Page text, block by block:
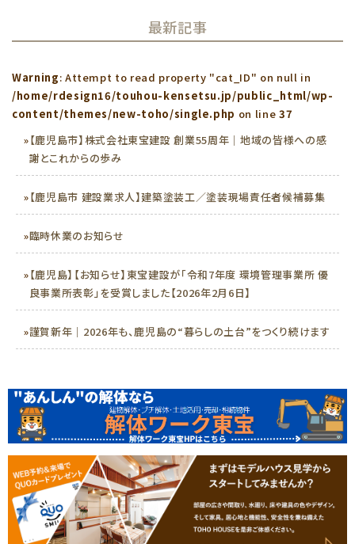
最新記事
Warning: Attempt to read property "cat_ID" on null in
/home/rdesign16/touhou-kensetsu.jp/public_html/wp-
content/themes/new-toho/single.php on line 37
»【鹿児島市】株式会社東宝建設 創業55周年｜地域の皆様への感
謝とこれからの歩み
»【鹿児島市 建設業求人】建築塗装工／塗装現場責任者候補募集
»臨時休業のお知らせ
»【鹿児島】【お知らせ】東宝建設が「令和7年度 環境管理事業所 優
良事業所表彰」を受賞しました【2026年2月6日】
»謹賀新年｜2026年も、鹿児島の“暮らしの土台”をつくり続けます